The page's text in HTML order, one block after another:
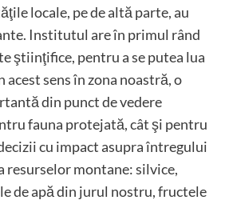
locale, pe de altă parte, au
Institutul are în primul rând
ştiinţifice, pentru a se putea lua
acest sens în zona noastră, o
din punct de vedere
fauna protejată, cât şi pentru
cu impact asupra întregului
resurselor montane: silvice,
de apă din jurul nostru, fructele